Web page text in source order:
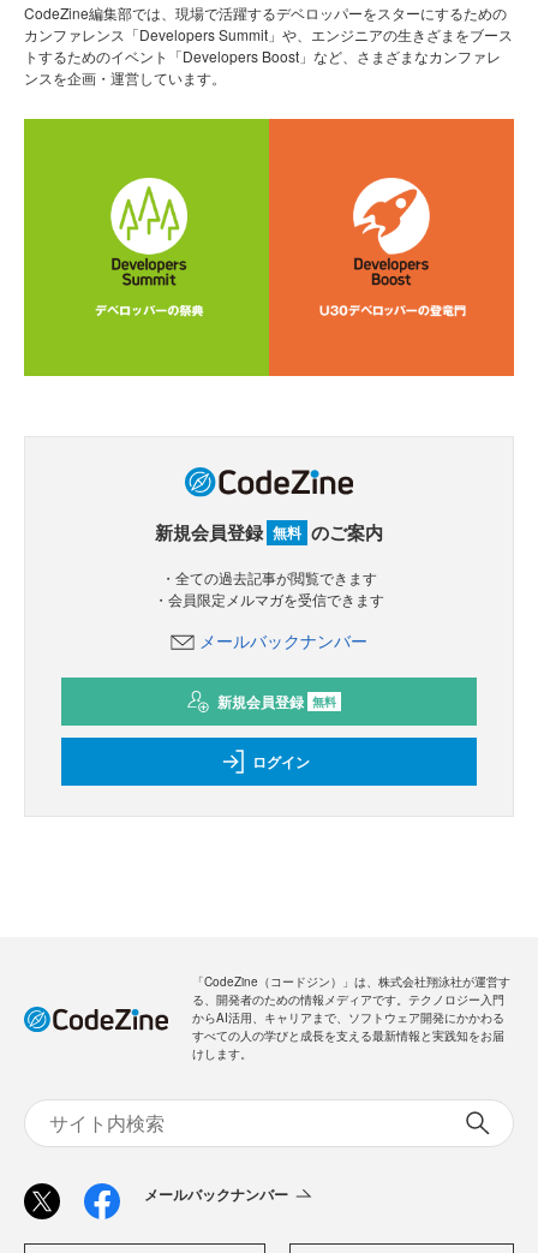
CodeZine編集部では、現場で活躍するデベロッパーをスターにするための
カンファレンス「Developers Summit」や、エンジニアの生きざまをブース
トするためのイベント「Developers Boost」など、さまざまなカンファレ
ンスを企画・運営しています。
新規会員登録 無料 のご案内
・全ての過去記事が閲覧できます
・会員限定メルマガを受信できます
メールバックナンバー
新規会員登録 無料
ログイン
「CodeZine（コードジン）」は、株式会社翔泳社が運営す
る、開発者のための情報メディアです。テクノロジー入門
からAI活用、キャリアまで、ソフトウェア開発にかかわる
すべての人の学びと成長を支える最新情報と実践知をお届
けします。
メールバックナンバー